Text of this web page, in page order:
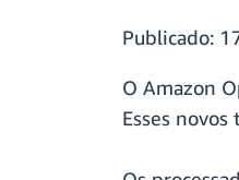
Publicado:
O Amazon
Esses